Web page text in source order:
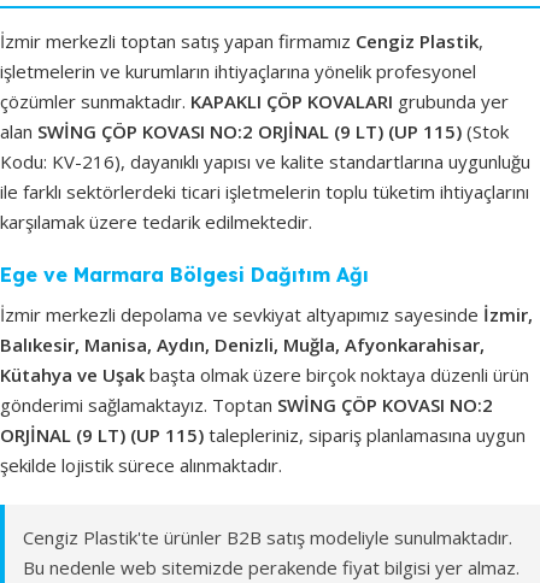
İzmir merkezli toptan satış yapan firmamız Cengiz Plastik,
işletmelerin ve kurumların ihtiyaçlarına yönelik profesyonel
çözümler sunmaktadır. KAPAKLI ÇÖP KOVALARI grubunda yer
alan SWİNG ÇÖP KOVASI NO:2 ORJİNAL (9 LT) (UP 115) (Stok
Kodu: KV-216), dayanıklı yapısı ve kalite standartlarına uygunluğu
ile farklı sektörlerdeki ticari işletmelerin toplu tüketim ihtiyaçlarını
karşılamak üzere tedarik edilmektedir.
Ege ve Marmara Bölgesi Dağıtım Ağı
İzmir merkezli depolama ve sevkiyat altyapımız sayesinde İzmir,
Balıkesir, Manisa, Aydın, Denizli, Muğla, Afyonkarahisar,
Kütahya ve Uşak başta olmak üzere birçok noktaya düzenli ürün
gönderimi sağlamaktayız. Toptan SWİNG ÇÖP KOVASI NO:2
ORJİNAL (9 LT) (UP 115) talepleriniz, sipariş planlamasına uygun
şekilde lojistik sürece alınmaktadır.
Cengiz Plastik'te ürünler B2B satış modeliyle sunulmaktadır.
Bu nedenle web sitemizde perakende fiyat bilgisi yer almaz.